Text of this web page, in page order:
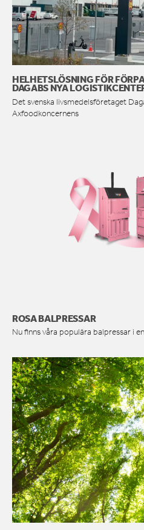
HELHETSLÖSNING FÖR
DAGABS NYA
Det svenska livsmedelsföretaget
Axfoodkoncernens
ROSA BALPRESSAR
Nu finns våra populära balpressar i